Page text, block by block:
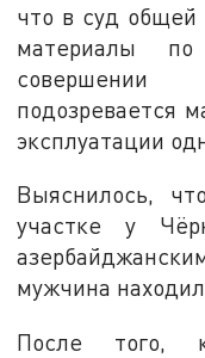
что в суд
материалы
совершении
подозревается
эксплуатации
Выяснилось,
участке у
мужчина
После того,